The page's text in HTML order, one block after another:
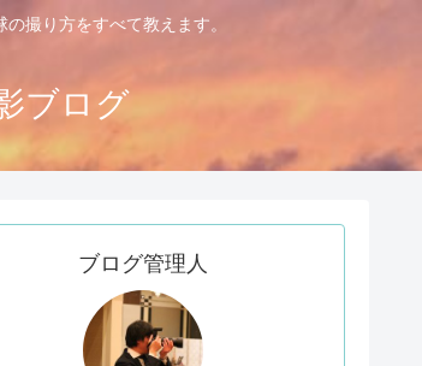
撮り方をすべて教えます。
ブログ
ブログ管理人